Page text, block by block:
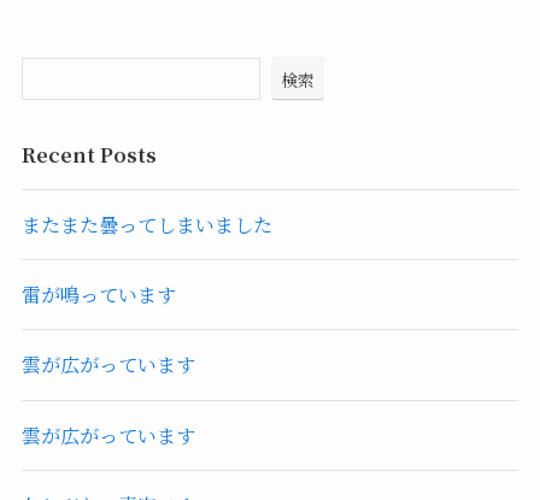
検索
Recent Posts
またまた曇ってしまいました
雷が鳴っています
雲が広がっています
雲が広がっています